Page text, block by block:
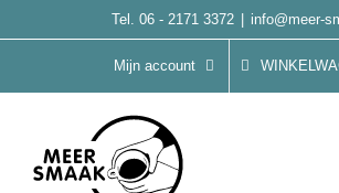
naar
Tel. 06 - 2171 3372 info@meer-
Mijn account